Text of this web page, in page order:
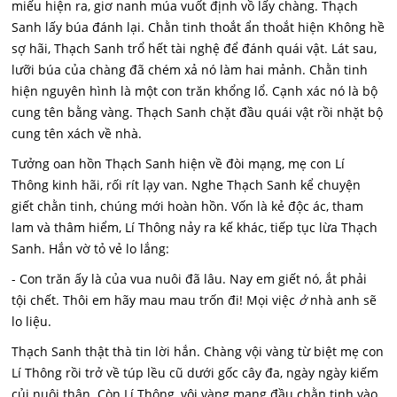
miếu hiện ra, giơ nanh múa vuốt định vồ lấy chàng. Thạch
Sanh lấy búa đánh lại. Chằn tinh thoắt ẩn thoắt hiện Không hề
sợ hãi, Thạch Sanh trổ hết tài nghệ để đánh quái vật. Lát sau,
lưỡi búa của chàng đã chém xả nó làm hai mảnh. Chằn tinh
hiện nguyên hình là một con trăn khổng lổ. Cạnh xác nó là bộ
cung tên bằng vàng. Thạch Sanh chặt đầu quái vật rồi nhặt bộ
cung tên xách về nhà.
Tưởng oan hồn Thạch Sanh hiện về đòi mạng, mẹ con Lí
Thông kinh hãi, rối rít lạy van. Nghe Thạch Sanh kể chuyện
giết chằn tinh, chúng mới hoàn hồn. Vốn là kẻ độc ác, tham
lam và thâm hiểm, Lí Thông nảy ra kế khác, tiếp tục lừa Thạch
Sanh. Hắn vờ tỏ vẻ lo lắng:
- Con trăn ấy là của vua nuôi đã lâu. Nay em giết nó, ắt phải
tội chết. Thôi em hãy mau mau trốn đi! Mọi việc ởnhà anh sẽ
lo liệu.
Thạch Sanh thật thà tin lời hắn. Chàng vội vàng từ biệt mẹ con
Lí Thông rồi trở về túp lều cũ dưới gốc cây đa, ngày ngày kiếm